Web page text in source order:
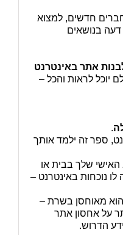
חדשים, למצוא
דעה בנושאים
אתר באינטרנט
יוכל לראות והכל –
.
ספר זה ילמד אותך
שלך בבית או
נוכחות באינטרנט –
מאוחסן בשרת –
על אחסון אתר
הדרוש.